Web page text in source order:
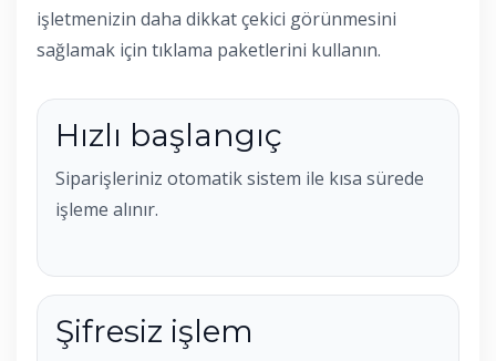
işletmenizin daha dikkat çekici görünmesini
sağlamak için tıklama paketlerini kullanın.
Hızlı başlangıç
Siparişleriniz otomatik sistem ile kısa sürede
işleme alınır.
Şifresiz işlem